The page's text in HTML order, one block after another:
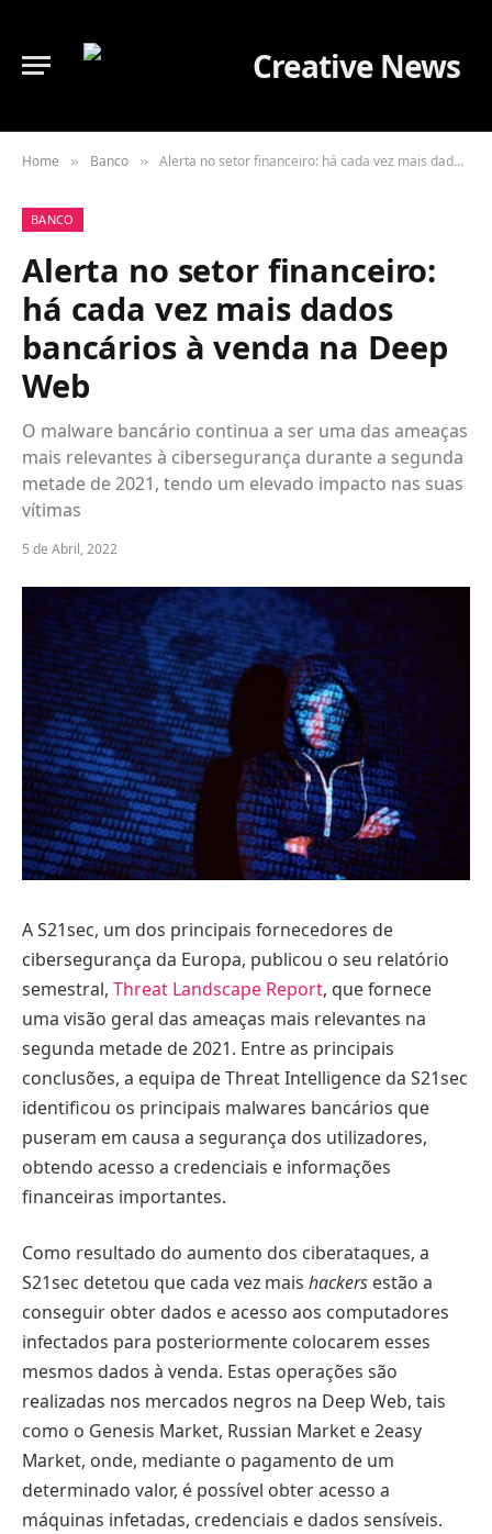
Home » Banco » Alerta no setor financeiro: há cada vez mais dados bancários à venda na Deep Web
BANCO
Alerta no setor financeiro:
há cada vez mais dados
bancários à venda na Deep
Web
O malware bancário continua a ser uma das ameaças
mais relevantes à cibersegurança durante a segunda
metade de 2021, tendo um elevado impacto nas suas
vítimas
5 de Abril, 2022
A S21sec, um dos principais fornecedores de
cibersegurança da Europa, publicou o seu relatório
semestral, Threat Landscape Report, que fornece
uma visão geral das ameaças mais relevantes na
segunda metade de 2021. Entre as principais
conclusões, a equipa de Threat Intelligence da S21sec
identificou os principais malwares bancários que
puseram em causa a segurança dos utilizadores,
obtendo acesso a credenciais e informações
financeiras importantes.
Como resultado do aumento dos ciberataques, a
S21sec detetou que cada vez mais hackers estão a
conseguir obter dados e acesso aos computadores
infectados para posteriormente colocarem esses
mesmos dados à venda. Estas operações são
realizadas nos mercados negros na Deep Web, tais
como o Genesis Market, Russian Market e 2easy
Market, onde, mediante o pagamento de um
determinado valor, é possível obter acesso a
máquinas infetadas, credenciais e dados sensíveis.